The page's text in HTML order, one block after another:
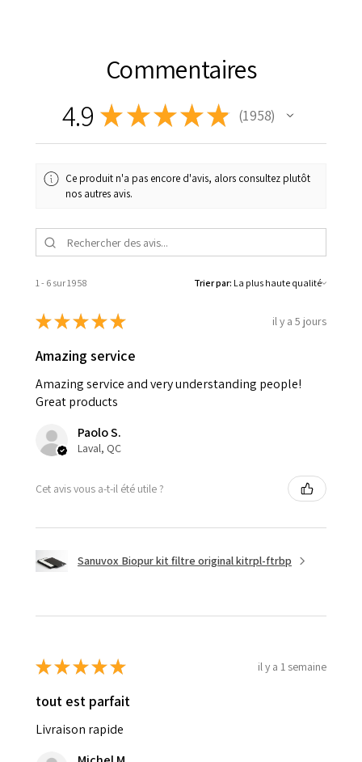
Commentaires
4.9 ★★★★★ 1 958
1958
Ce produit n'a pas encore d'avis, alors consultez plutôt
nos autres avis.
1 - 6 sur 1 958 Trier par:
★★★★★ il y a 5 jours
Amazing service
Amazing service and very understanding people!
Great products
Paolo S.
Laval, QC
Cet avis vous a-t-il été utile ?
Sanuvox Biopur kit filtre original kitrpl-ftrbp
★★★★★ il y a 1 semaine
tout est parfait
Livraison rapide